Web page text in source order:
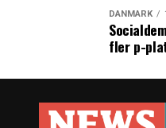
DANMARK
fler p-